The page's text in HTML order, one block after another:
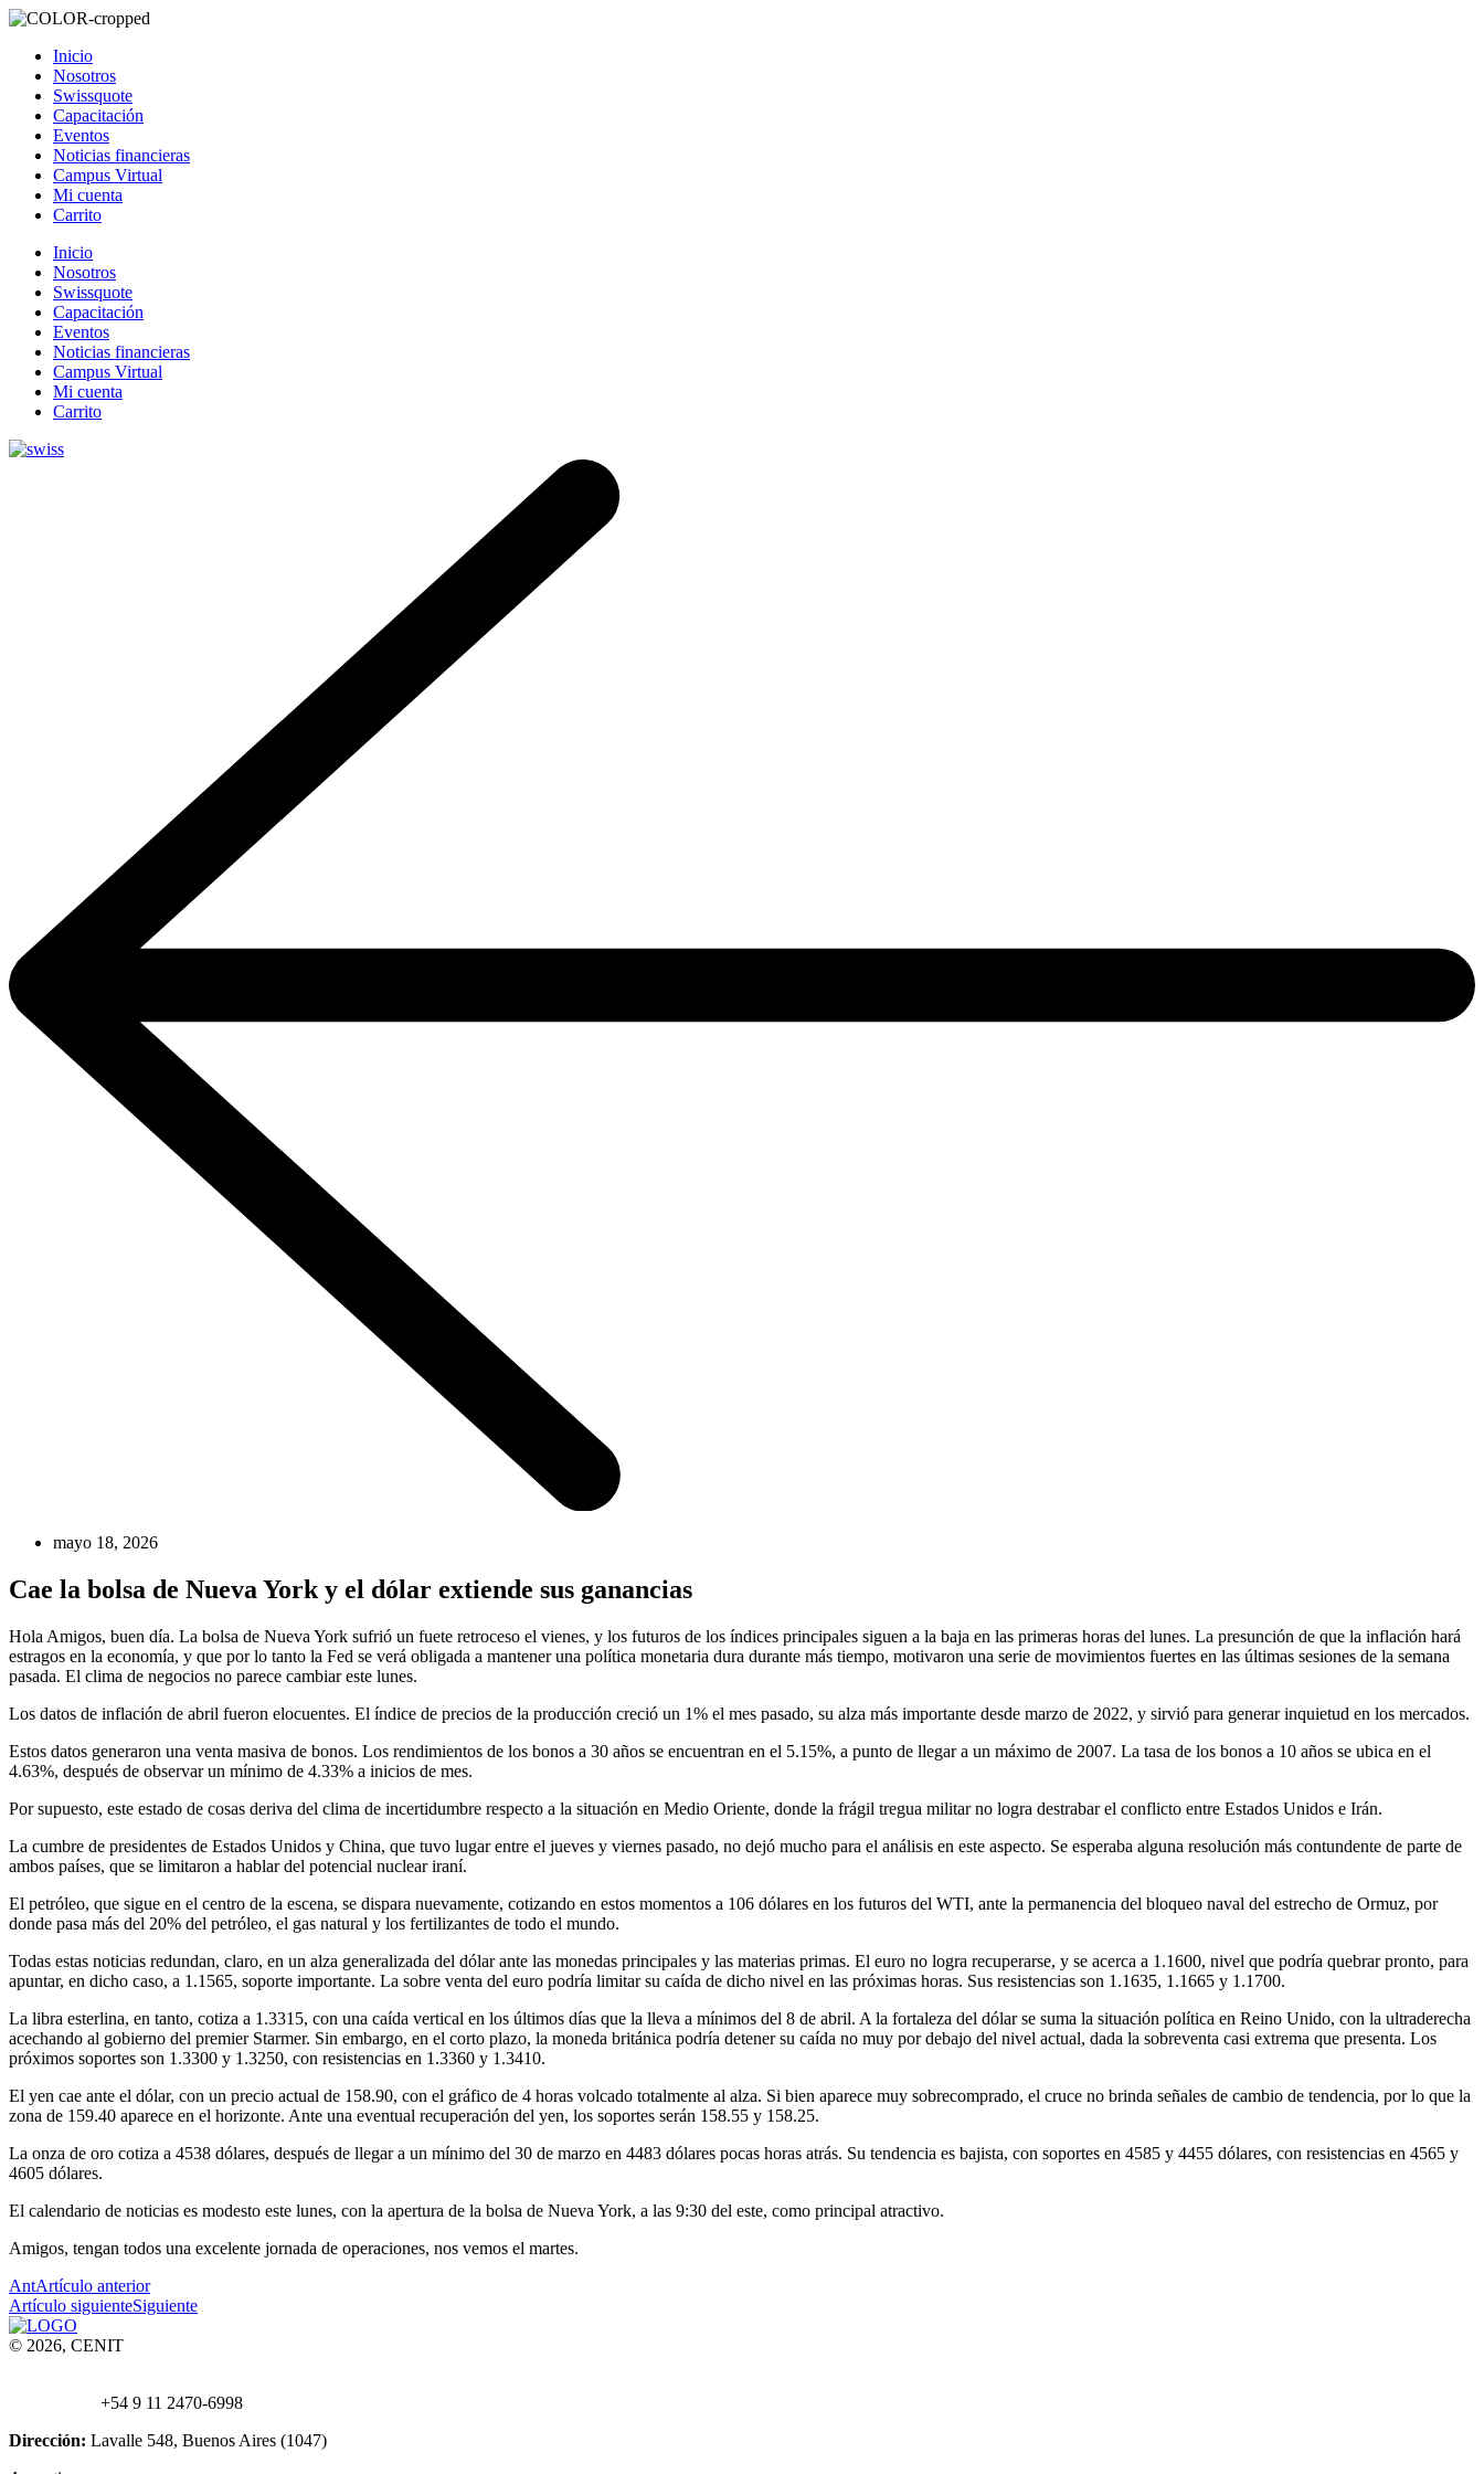
Inicio
Nosotros
Swissquote
Capacitación
Eventos
Noticias financieras
Campus Virtual
Mi cuenta
Carrito
Inicio
Nosotros
Swissquote
Capacitación
Eventos
Noticias financieras
Campus Virtual
Mi cuenta
Carrito
mayo 18, 2026
Cae la bolsa de Nueva York y el dólar extiende sus ganancias
Hola Amigos, buen día. La bolsa de Nueva York sufrió un fuete retroceso el vienes, y los futuros de los índices principales siguen a la baja en las primeras horas del lunes. La presunción de que la inflación hará
estragos en la economía, y que por lo tanto la Fed se verá obligada a mantener una política monetaria dura durante más tiempo, motivaron una serie de movimientos fuertes en las últimas sesiones de la semana
pasada. El clima de negocios no parece cambiar este lunes.
Los datos de inflación de abril fueron elocuentes. El índice de precios de la producción creció un 1% el mes pasado, su alza más importante desde marzo de 2022, y sirvió para generar inquietud en los mercados.
Estos datos generaron una venta masiva de bonos. Los rendimientos de los bonos a 30 años se encuentran en el 5.15%, a punto de llegar a un máximo de 2007. La tasa de los bonos a 10 años se ubica en el
4.63%, después de observar un mínimo de 4.33% a inicios de mes.
Por supuesto, este estado de cosas deriva del clima de incertidumbre respecto a la situación en Medio Oriente, donde la frágil tregua militar no logra destrabar el conflicto entre Estados Unidos e Irán.
La cumbre de presidentes de Estados Unidos y China, que tuvo lugar entre el jueves y viernes pasado, no dejó mucho para el análisis en este aspecto. Se esperaba alguna resolución más contundente de parte de
ambos países, que se limitaron a hablar del potencial nuclear iraní.
El petróleo, que sigue en el centro de la escena, se dispara nuevamente, cotizando en estos momentos a 106 dólares en los futuros del WTI, ante la permanencia del bloqueo naval del estrecho de Ormuz, por
donde pasa más del 20% del petróleo, el gas natural y los fertilizantes de todo el mundo.
Todas estas noticias redundan, claro, en un alza generalizada del dólar ante las monedas principales y las materias primas. El euro no logra recuperarse, y se acerca a 1.1600, nivel que podría quebrar pronto, para
apuntar, en dicho caso, a 1.1565, soporte importante. La sobre venta del euro podría limitar su caída de dicho nivel en las próximas horas. Sus resistencias son 1.1635, 1.1665 y 1.1700.
La libra esterlina, en tanto, cotiza a 1.3315, con una caída vertical en los últimos días que la lleva a mínimos del 8 de abril. A la fortaleza del dólar se suma la situación política en Reino Unido, con la ultraderecha
acechando al gobierno del premier Starmer. Sin embargo, en el corto plazo, la moneda británica podría detener su caída no muy por debajo del nivel actual, dada la sobreventa casi extrema que presenta. Los
próximos soportes son 1.3300 y 1.3250, con resistencias en 1.3360 y 1.3410.
El yen cae ante el dólar, con un precio actual de 158.90, con el gráfico de 4 horas volcado totalmente al alza. Si bien aparece muy sobrecomprado, el cruce no brinda señales de cambio de tendencia, por lo que la
zona de 159.40 aparece en el horizonte. Ante una eventual recuperación del yen, los soportes serán 158.55 y 158.25.
La onza de oro cotiza a 4538 dólares, después de llegar a un mínimo del 30 de marzo en 4483 dólares pocas horas atrás. Su tendencia es bajista, con soportes en 4585 y 4455 dólares, con resistencias en 4565 y
4605 dólares.
El calendario de noticias es modesto este lunes, con la apertura de la bolsa de Nueva York, a las 9:30 del este, como principal atractivo.
Amigos, tengan todos una excelente jornada de operaciones, nos vemos el martes.
AntArtículo anterior
Artículo siguienteSiguiente
© 2026, CENIT
+54 9 11 2470-6998
Dirección: Lavalle 548, Buenos Aires (1047)